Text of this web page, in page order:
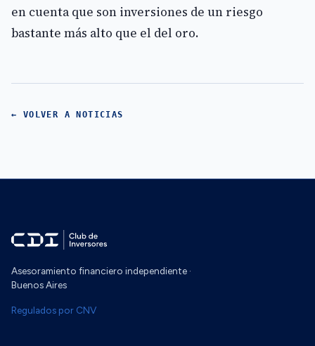
en cuenta que son inversiones de un riesgo
bastante más alto que el del oro.
← VOLVER A NOTICIAS
Asesoramiento financiero independiente ·
Buenos Aires
Regulados por CNV